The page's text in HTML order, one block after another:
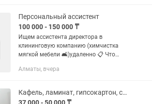
Персональный ассистент
100 000 - 150 000 ₸
Ищем ассистента директора в
клининговую компанию (химчистка
мягкой мебели 🛋️)удаленно 📋 Что
русским языком. — Владеть: Google
Алматы, вчера
Кафель, ламинат, гипсокартон, сантехника